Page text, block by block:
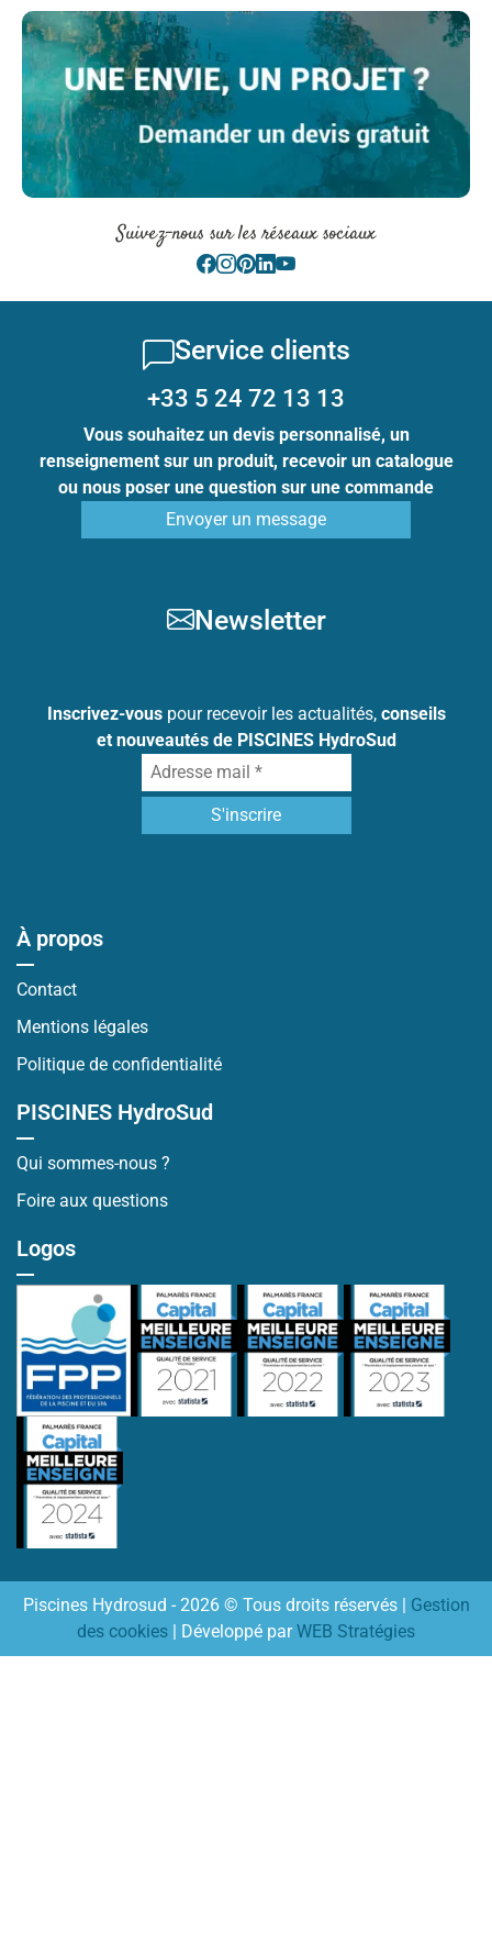
Suivez-nous sur les réseaux sociaux
Service clients
+33 5 24 72 13 13
Vous souhaitez un devis personnalisé, un
renseignement sur un produit, recevoir un catalogue
ou nous poser une question sur une commande
Envoyer un message
Newsletter
Inscrivez-vouspour recevoir les actualités, conseils
et nouveautés de PISCINES HydroSud
À propos
Contact
Mentions légales
Politique de confidentialité
PISCINES HydroSud
Qui sommes-nous ?
Foire aux questions
Logos
Piscines Hydrosud - 2026 © Tous droits réservés | Gestion
des cookies | Développé parWEB Stratégies